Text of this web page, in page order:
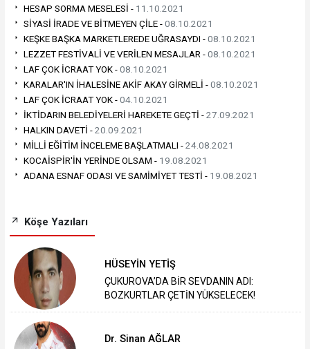
HESAP SORMA MESELESİ - 11.10.2021
SİYASİ İRADE VE BİTMEYEN ÇİLE -08.10.2021
KEŞKE BAŞKA MARKETLEREDE UĞRASAYDI -08.10.2021
LEZZET FESTİVALİ VE VERİLEN MESAJLAR -08.10.2021
LAF ÇOK İCRAAT YOK -08.10.2021
KARALAR'IN İHALESİNE AKİF AKAY GİRMELİ -08.10.2021
LAF ÇOK İCRAAT YOK -04.10.2021
İKTİDARIN BELEDİYELERİ HAREKETE GEÇTİ -27.09.2021
HALKIN DAVETİ -20.09.2021
MİLLİ EĞİTİM İNCELEME BAŞLATMALI -24.08.2021
KOCAİSPİR'İN YERİNDE OLSAM - 19.08.2021
ADANA ESNAF ODASI VE SAMİMİYET TESTİ - 19.08.2021
Köşe Yazıları
HÜSEYİN YETİŞ
ÇUKUROVA’DA BİR SEVDANIN ADI:
BOZKURTLAR ÇETİN YÜKSELECEK!
Dr. Sinan AĞLAR